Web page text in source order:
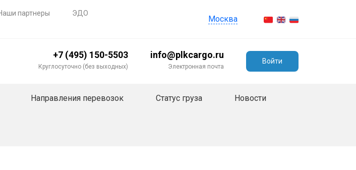
партнеры
ЭДО
Москва
+7 (495) 150-5503
Круглосуточно (без выходных)
info@plkcargo.ru
Электронная почта
Войти
Направления перевозок Статус груза Новости